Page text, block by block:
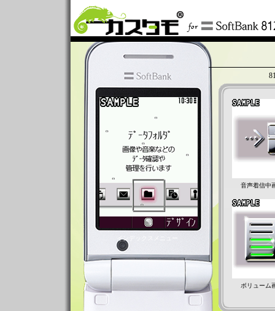
音声着信中
ボリューム
インデックスメニュー